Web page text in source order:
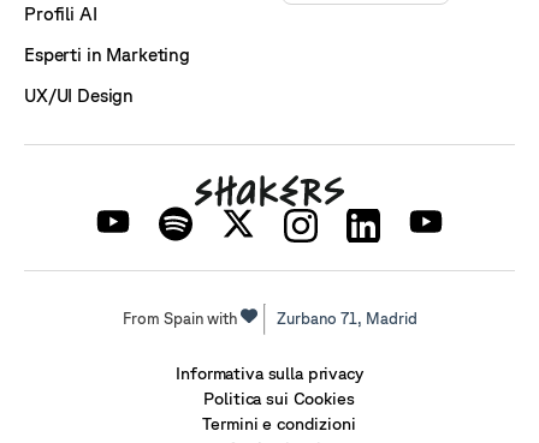
Profili AI
Esperti in Marketing
UX/UI Design
From Spain with Zurbano 71, Madrid
Informativa sulla privacy
Politica sui Cookies
Termini e condizioni